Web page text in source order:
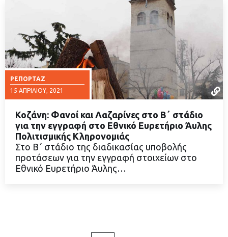
ΡΕΠΟΡΤΆΖ
15 ΑΠΡΙΛΊΟΥ, 2021
ΔΙΑΒΑΣΤΕ ΠΕΡΙΣΣΟΤΕΡΑ
Κοζάνη: Φανοί και Λαζαρίνες στο Β΄ στάδιο
για την εγγραφή στο Εθνικό Ευρετήριο Άυλης
Πολιτισμικής Κληρονομιάς
Στο Β΄ στάδιο της διαδικασίας υποβολής
προτάσεων για την εγγραφή στοιχείων στο
Εθνικό Ευρετήριο Άυλης…